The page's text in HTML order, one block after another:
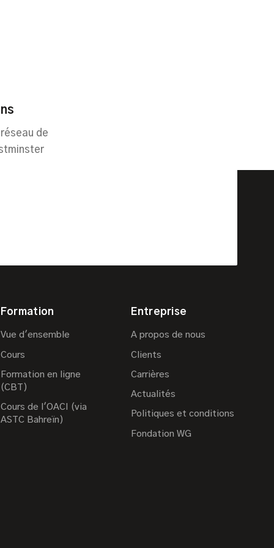
de
Formation
Vue d'ensemble
Cours
Formation en ligne
(CBT)
Cours de l'OACI (via
ASTC Bahreïn)
Entreprise
A propos de nous
Clients
Carrières
Actualités
Politiques et conditions
Fondation WG